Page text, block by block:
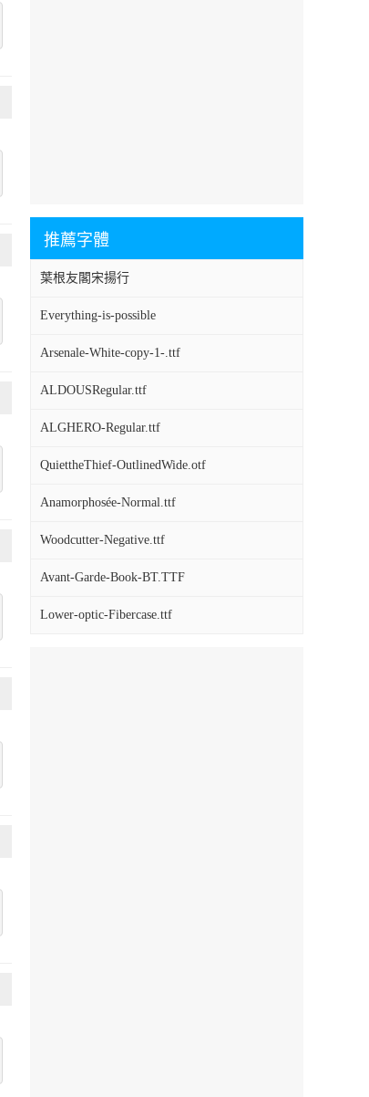
推薦字體
葉根友閣宋揚行
Everything-is-possible
Arsenale-White-copy-1-.ttf
ALDOUSRegular.ttf
ALGHERO-Regular.ttf
QuiettheThief-OutlinedWide.otf
Anamorphosée-Normal.ttf
Woodcutter-Negative.ttf
Avant-Garde-Book-BT.TTF
Lower-optic-Fibercase.ttf